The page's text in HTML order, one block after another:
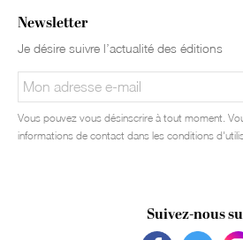
Newsletter
Je désire suivre l’actualité des éditions
Vous pouvez vous désinscrire à tout moment.
informations de contact dans les conditions
Suivez-nous